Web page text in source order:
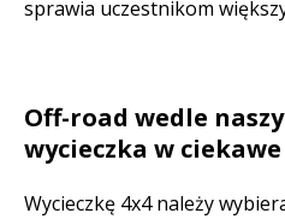
sprawia uczestnikom
Off-road wedle
wycieczka w
Wycieczkę 4x4 należy